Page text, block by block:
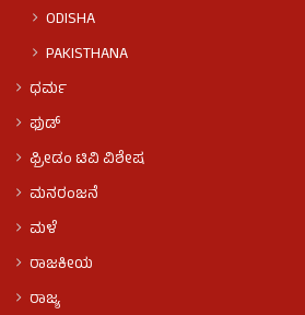
ODISHA
PAKISTHANA
ಧರ್ಮ
ಫುಡ್​​
ಫ್ರೀಡಂ ಟಿವಿ ವಿಶೇಷ
ಮನರಂಜನೆ
ಮಳೆ
ರಾಜಕೀಯ
ರಾಜ್ಯ